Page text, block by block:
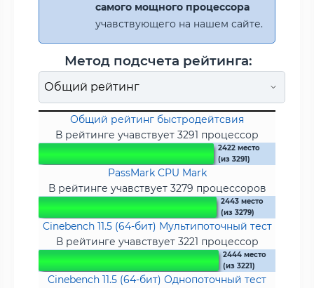
самого мощного процессора
учавствующего на нашем сайте.
Метод подсчета рейтинга:
Общий рейтинг быстродейтсвия
В рейтинге учавствует 3291 процессор
2422 место
(из 3291)
PassMark CPU Mark
В рейтинге учавствует 3279 процессоров
2443 место
(из 3279)
Cinebench 11.5 (64-бит) Мультипоточный тест
В рейтинге учавствует 3221 процессор
2444 место
(из 3221)
Cinebench 11.5 (64-бит) Однопоточный тест